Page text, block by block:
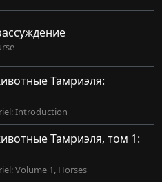
Тамриэля:
Introduction
Тамриэля, том 1:
Volume 1, Horses